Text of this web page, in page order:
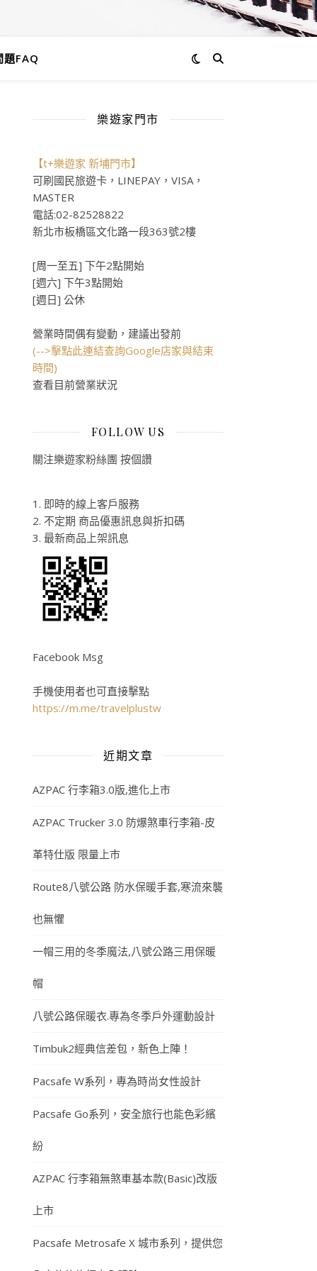
題FAQ
樂遊家門市
【t+樂遊家 新埔門市】
可刷國民旅遊卡，LINEPAY，VISA，
MASTER
電話:02-82528822
新北市板橋區文化路一段363號2樓
[周一至五] 下午2點開始
[週六] 下午3點開始
[週日] 公休
營業時間偶有變動，建議出發前
(-->擊點此連結查詢Google店家與結束
時間)
查看目前營業狀況
FOLLOW US
關注樂遊家粉絲團 按個讚
1. 即時的線上客戶服務
2. 不定期 商品優惠訊息與折扣碼
3. 最新商品上架訊息
Facebook Msg
手機使用者也可直接擊點
https://m.me/travelplustw
近期文章
AZPAC 行李箱3.0版,進化上市
AZPAC Trucker 3.0 防爆煞車行李箱-皮
革特仕版 限量上市
Route8八號公路 防水保暖手套,寒流來襲
也無懼
一帽三用的冬季魔法,八號公路三用保暖
帽
八號公路保暖衣.專為冬季戶外運動設計
Timbuk2經典信差包，新色上陣！
Pacsafe W系列，專為時尚女性設計
Pacsafe Go系列，安全旅行也能色彩繽
紛
AZPAC 行李箱無煞車基本款(Basic)改版
上市
Pacsafe Metrosafe X 城市系列，提供您